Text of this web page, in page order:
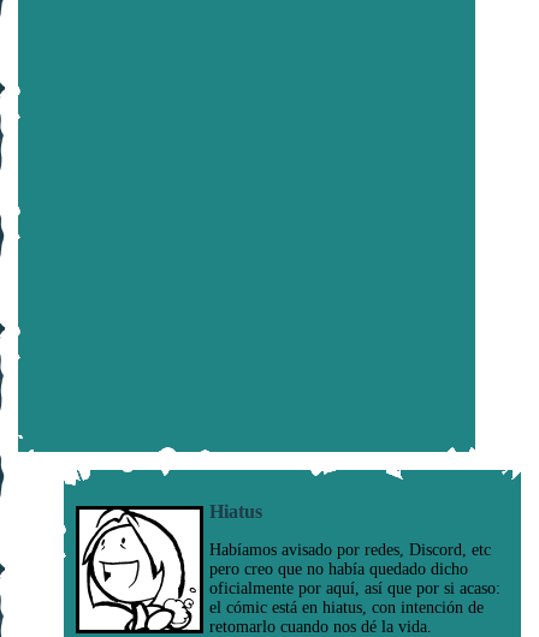
Hiatus
Habíamos avisado por redes, Discord, etc
pero creo que no había quedado dicho
oficialmente por aquí, así que por si acaso:
el cómic está en hiatus, con intención de
retomarlo cuando nos dé la vida.